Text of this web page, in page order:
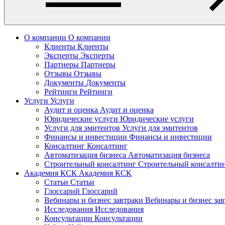
О компании О компании
Клиенты Клиенты
Эксперты Эксперты
Партнеры Партнеры
Отзывы Отзывы
Документы Документы
Рейтинги Рейтинги
Услуги Услуги
Аудит и оценка Аудит и оценка
Юридические услуги Юридические услуги
Услуги для эмитентов Услуги для эмитентов
Финансы и инвестиции Финансы и инвестиции
Консалтинг Консалтинг
Автоматизация бизнеса Автоматизация бизнеса
Строительный консалтинг Строительный
Академия КСК Академия КСК
Статьи Статьи
Глоссарий Глоссарий
Вебинары и бизнес завтраки Вебинары и бизнес
Исследования Исследования
Консультации Консультации